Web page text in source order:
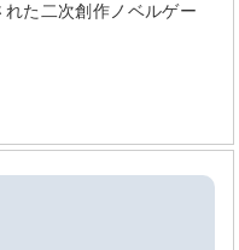
た二次創作ノベルゲー